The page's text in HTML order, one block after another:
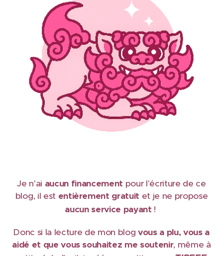
Je n'ai aucun financement pour l'écriture de ce
blog, il est entièrement gratuit et je ne propose
aucun service payant !
Donc si la lecture de mon blogvous a plu, vous a
aidé et que vous souhaitez me soutenir, même à